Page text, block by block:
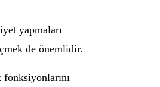
yapmaları
de önemlidir.